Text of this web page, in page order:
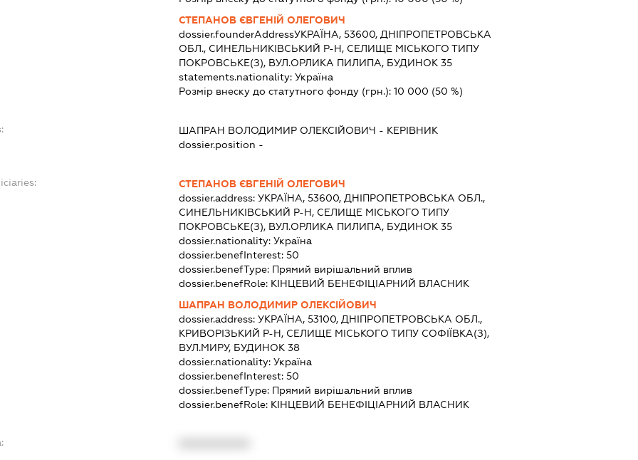
СТЕПАНОВ ЄВГЕНІЙ ОЛЕГОВИЧ
dossier.founderAddressУКРАЇНА, 53600, ДНІПРОПЕТРОВСЬКА
ОБЛ., СИНЕЛЬНИКІВСЬКИЙ Р-Н, СЕЛИЩЕ МІСЬКОГО ТИПУ
ПОКРОВСЬКЕ(З), ВУЛ.ОРЛИКА ПИЛИПА, БУДИНОК 35
statements.nationality: Україна
Розмір внеску до статутного фонду (грн.): 10 000 (50 %)
ШАПРАН ВОЛОДИМИР ОЛЕКСІЙОВИЧ - КЕРІВНИК
dossier.position -
СТЕПАНОВ ЄВГЕНІЙ ОЛЕГОВИЧ
dossier.address: УКРАЇНА, 53600, ДНІПРОПЕТРОВСЬКА ОБЛ.,
СИНЕЛЬНИКІВСЬКИЙ Р-Н, СЕЛИЩЕ МІСЬКОГО ТИПУ
ПОКРОВСЬКЕ(З), ВУЛ.ОРЛИКА ПИЛИПА, БУДИНОК 35
dossier.nationality: Україна
dossier.benefInterest: 50
dossier.benefType: Прямий вирішальний вплив
dossier.benefRole: КІНЦЕВИЙ БЕНЕФІЦІАРНИЙ ВЛАСНИК
ШАПРАН ВОЛОДИМИР ОЛЕКСІЙОВИЧ
dossier.address: УКРАЇНА, 53100, ДНІПРОПЕТРОВСЬКА ОБЛ.,
КРИВОРІЗЬКИЙ Р-Н, СЕЛИЩЕ МІСЬКОГО ТИПУ СОФІЇВКА(З),
ВУЛ.МИРУ, БУДИНОК 38
dossier.nationality: Україна
dossier.benefInterest: 50
dossier.benefType: Прямий вирішальний вплив
dossier.benefRole: КІНЦЕВИЙ БЕНЕФІЦІАРНИЙ ВЛАСНИК